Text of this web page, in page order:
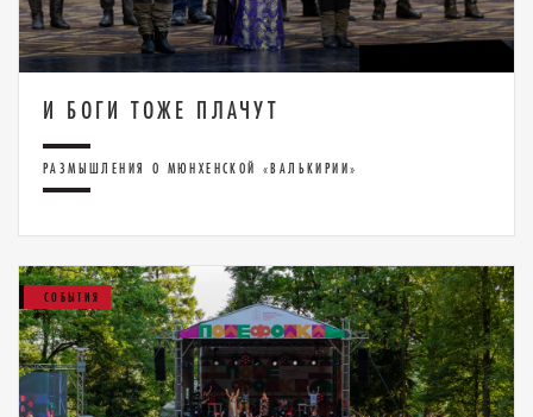
И БОГИ ТОЖЕ ПЛАЧУТ
РАЗМЫШЛЕНИЯ О МЮНХЕНСКОЙ «ВАЛЬКИРИИ»
СОБЫТИЯ